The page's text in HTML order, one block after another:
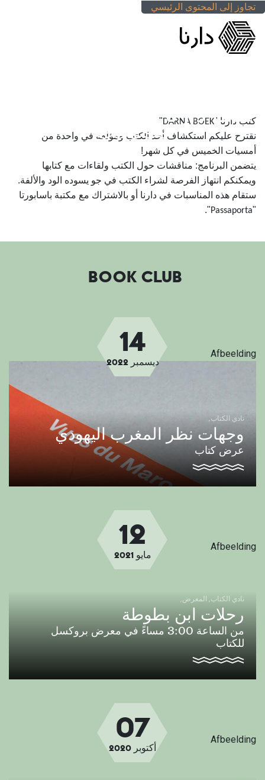
تجاوز إلى المحتوى الرئيسي
كتب دارنا "DARNA BOEK"
كتب دارنا "DARNA BOEK
"
نقترح عليكم استكشاف أحد الكتب ومؤلفه في واحدة من
أمسيات الخميس في كل شهر !
يتضمن البرنامج: مناقشات حول الكتب ولقاءات مع كتابها
ويمكنكم انتهاز الفرصة لشراء الكتب في جو يسوده الود والألفة.
ستقام هذه المناسبات في دارنا أو بالاشتراك مع مكتبة باسابورتا
"
Passaporta
".
BOOK CLUB
14
ديسمبر 2022
نادي الكتاب
وجهات نظر المغرب اليهودي
عرض كتاب
Afbeelding
12
مايو 2021
نادي الكتاب المعرض
رحلات ابن بطوطة
من الساعة 3:00 مساءً في معرض بروكسل
للكتاب
Afbeelding
07
أكتوبر 2020
Afbeelding